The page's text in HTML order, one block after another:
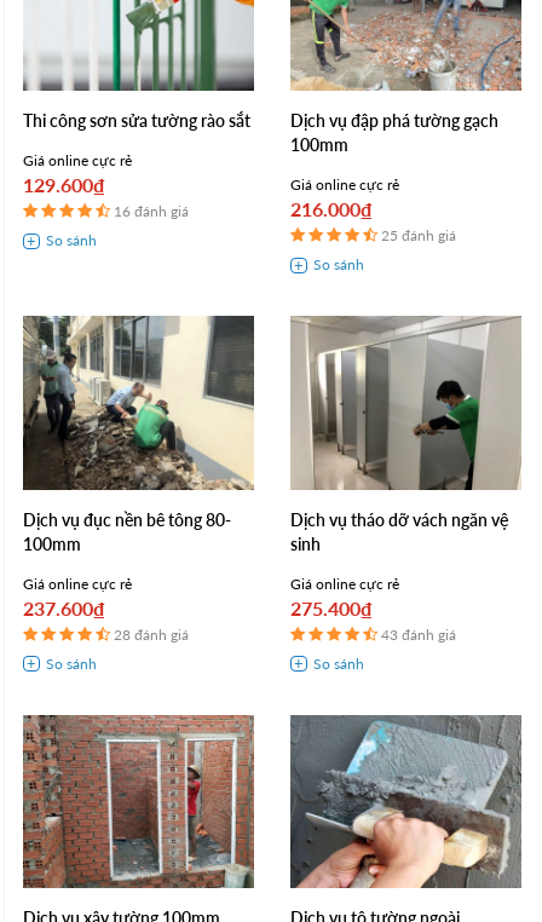
Thi công sơn sửa tường rào sắt
Giá online cực rẻ
129.600₫
16 đánh giá
Dịch vụ đập phá tường gạch
100mm
Giá online cực rẻ
216.000₫
25 đánh giá
Dịch vụ đục nền bê tông 80-
100mm
Giá online cực rẻ
237.600₫
28 đánh giá
Dịch vụ tháo dỡ vách ngăn vệ
sinh
Giá online cực rẻ
275.400₫
43 đánh giá
Dịch vụ xây tường 100mm Dịch vụ tô tường ngoài